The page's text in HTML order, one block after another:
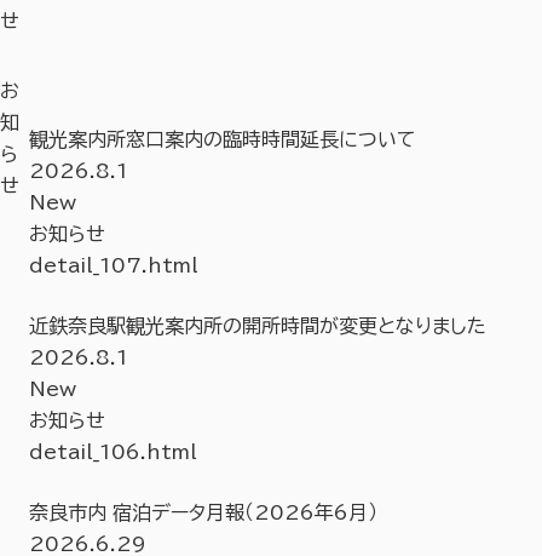
せ
お
知
ら
せ
観光案内所窓口案内の臨時時間延長について
2026.8.1
New
お知らせ
detail_107.html
近鉄奈良駅観光案内所の開所時間が変更となりました
2026.8.1
New
お知らせ
detail_106.html
奈良市内 宿泊データ月報（2026年6月）
2026.6.29